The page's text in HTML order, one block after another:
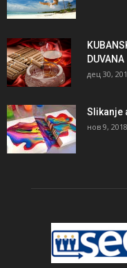
DUVANA
дец 30,
Slikanje
нов 9, 2018